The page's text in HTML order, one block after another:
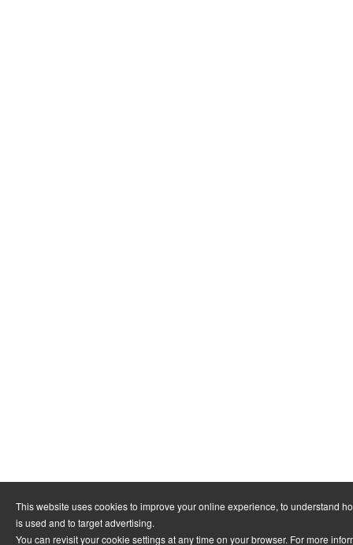
This website uses cookies to improve your online experience, to understand
is used and to target advertising.
You can revisit your cookie settings at any time on your browser. For more